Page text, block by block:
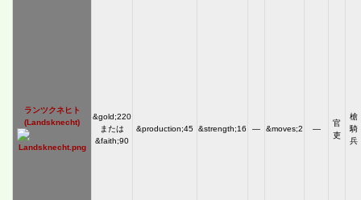
ランツクネヒト
(Landsknecht)
&gold;220
または
&faith;90
&production;45 &strength;16 ― &moves;2 ―
官
吏
槍
騎
兵